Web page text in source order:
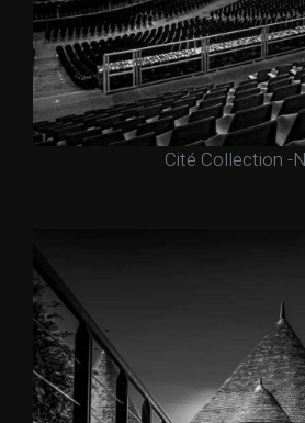
Cité Collection -